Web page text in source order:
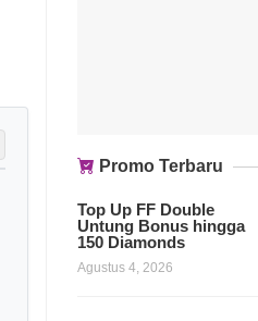
Promo Terbaru
Top Up FF Double
Untung Bonus hingga
150 Diamonds
Agustus 4, 2026